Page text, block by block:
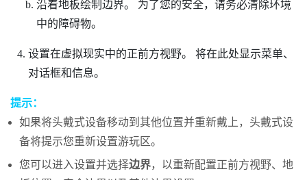
沿着地板绘制边界。
为了您的安全，请务必清除环境
中的障碍物。
设置在虚拟现实中的正前方视野。
将在此处显示菜单、
对话框和信息。
提示：
如果将头戴式设备移动到其他位置并重新戴上，头戴式设
备将提示您重新设置游玩区。
您可以进入设置并选择边界，以重新配置正前方视野、地